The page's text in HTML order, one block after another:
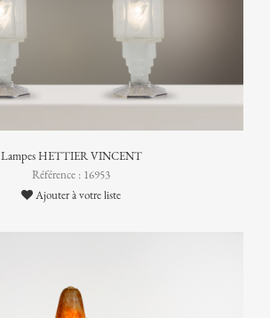
Lampes HETTIER VINCENT
Référence : 16953
Ajouter à votre liste